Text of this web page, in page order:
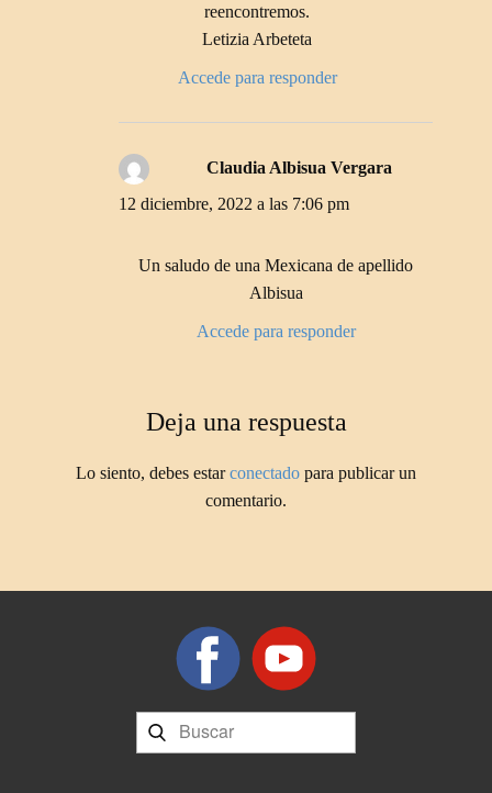
reencontremos.
Letizia Arbeteta
Accede para responder
Claudia Albisua Vergara
12 diciembre, 2022 a las 7:06 pm
Un saludo de una Mexicana de apellido
Albisua
Accede para responder
Deja una respuesta
Lo siento, debes estarconectado para publicar un
comentario.